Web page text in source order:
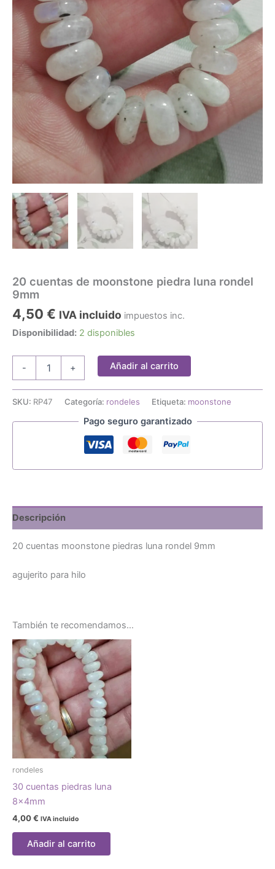
20 cuentas de moonstone piedra luna rondel
9mm
4,50 € IVA incluido impuestos inc.
Disponibilidad: 2 disponibles
-
moonstone
luna
+ Añadir al carrito
SKU: RP47 Categoría: rondeles Etiqueta: moonstone
Pago seguro garantizado
Descripción
20 cuentas moonstone piedras luna rondel 9mm
agujerito para hilo
También te recomendamos…
rondeles
30 cuentas piedras luna
8x4mm
4,00€ IVA incluido
Añadir al carrito